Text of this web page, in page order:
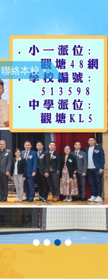
聯絡本校